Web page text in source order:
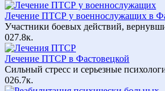
Лечение ПТСР у военнослужащих в
Участники боевых действий,
027.8к.
Лечение ПТСР в Фастовецкой
Сильный стресс и серьезные
026.7к.